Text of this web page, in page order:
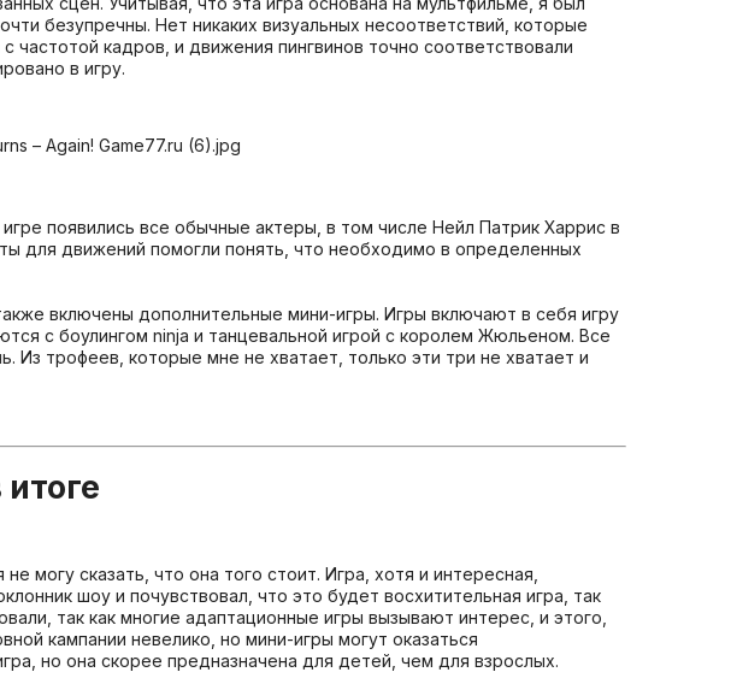
безупречны. Нет никаких визуальных несоответствий, которые
кадров, и движения пингвинов точно соответствовали
в игру.
появились все обычные актеры, в том числе Нейл Патрик Харрис в
для движений помогли понять, что необходимо в определенных
включены дополнительные мини-игры. Игры включают в себя игру
с боулингом ninja и танцевальной игрой с королем Жюльеном. Все
трофеев, которые мне не хватает, только эти три не хватает и
могу сказать, что она того стоит. Игра, хотя и интересная,
шоу и почувствовал, что это будет восхитительная игра, так
так как многие адаптационные игры вызывают интерес, и этого,
кампании невелико, но мини-игры могут оказаться
но она скорее предназначена для детей, чем для взрослых.